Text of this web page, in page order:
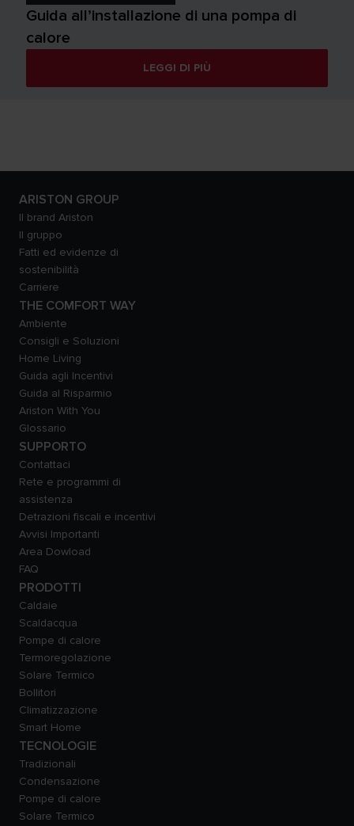
Guida all’installazione di una pompa di
calore
LEGGI DI PIÙ
ARISTON GROUP
Il brand Ariston
Il gruppo
Fatti ed evidenze di
sostenibilità
Carriere
THE COMFORT WAY
Ambiente
Consigli e Soluzioni
Home Living
Guida agli Incentivi
Guida al Risparmio
Ariston With You
Glossario
SUPPORTO
Contattaci
Rete e programmi di
assistenza
Detrazioni fiscali e incentivi
Avvisi Importanti
Area Dowload
FAQ
PRODOTTI
Caldaie
Scaldacqua
Pompe di calore
Termoregolazione
Solare Termico
Bollitori
Climatizzazione
Smart Home
TECNOLOGIE
Tradizionali
Condensazione
Pompe di calore
Solare Termico